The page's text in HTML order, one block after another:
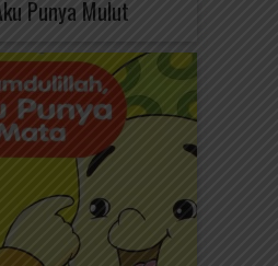
Punya Mulut